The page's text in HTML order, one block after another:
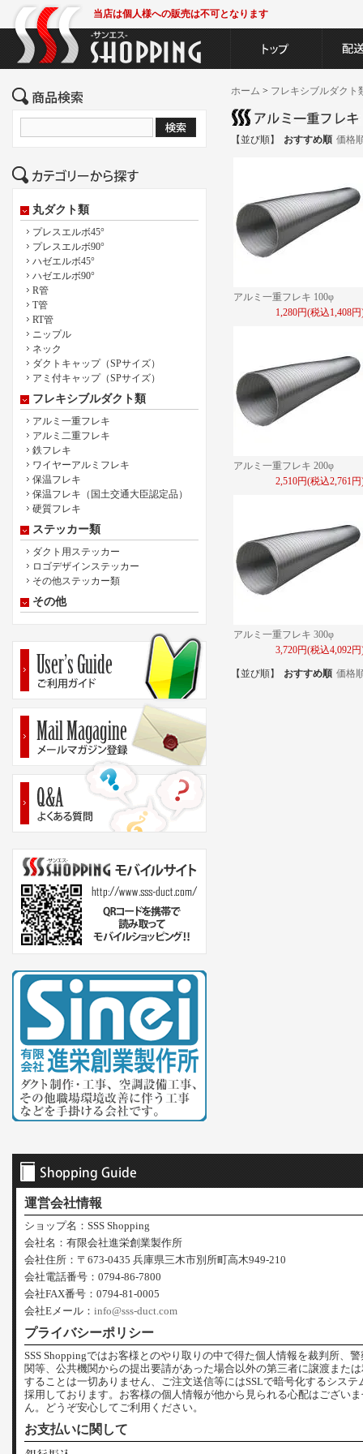
当店は個人様への販売は不可となります
丸ダクト類
プレスエルボ45°
プレスエルボ90°
ハゼエルボ45°
ハゼエルボ90°
R管
T管
RT管
ニップル
ネック
ダクトキャップ（SPサイズ）
アミ付キャップ（SPサイズ）
フレキシブルダクト類
アルミ一重フレキ
アルミ二重フレキ
鉄フレキ
ワイヤーアルミフレキ
保温フレキ
保温フレキ（国土交通大臣認定品）
硬質フレキ
ステッカー類
ダクト用ステッカー
ロゴデザインステッカー
その他ステッカー類
その他
ホーム > フレキシブルダクト
【並び順】 おすすめ順 価格
アルミ一重フレキ 100φ
1,280円(税込1,408
アルミ一重フレキ 200φ
2,510円(税込2,761
アルミ一重フレキ 300φ
3,720円(税込4,092
【並び順】 おすすめ順 価格
運営会社情報
ショップ名：SSS Shopping
会社名：有限会社進栄創業製作所
会社住所：〒673-0435 兵庫県三木市別所町高木949-210
会社電話番号：0794-86-7800
会社FAX番号：0794-81-0005
会社Eメール： info@sss-duct.com
プライバシーポリシー
SSS Shoppingではお客様とのやり取りの中で得た個人情報を裁判所、
関等、公共機関からの提出要請があった場合以外の第三者に譲渡また
することは一切ありません、ご注文送信等にはSSLで暗号化するシステ
採用しております。お客様の個人情報が他から見られる心配はござい
ん。どうぞ安心してご利用ください。
お支払いに関して